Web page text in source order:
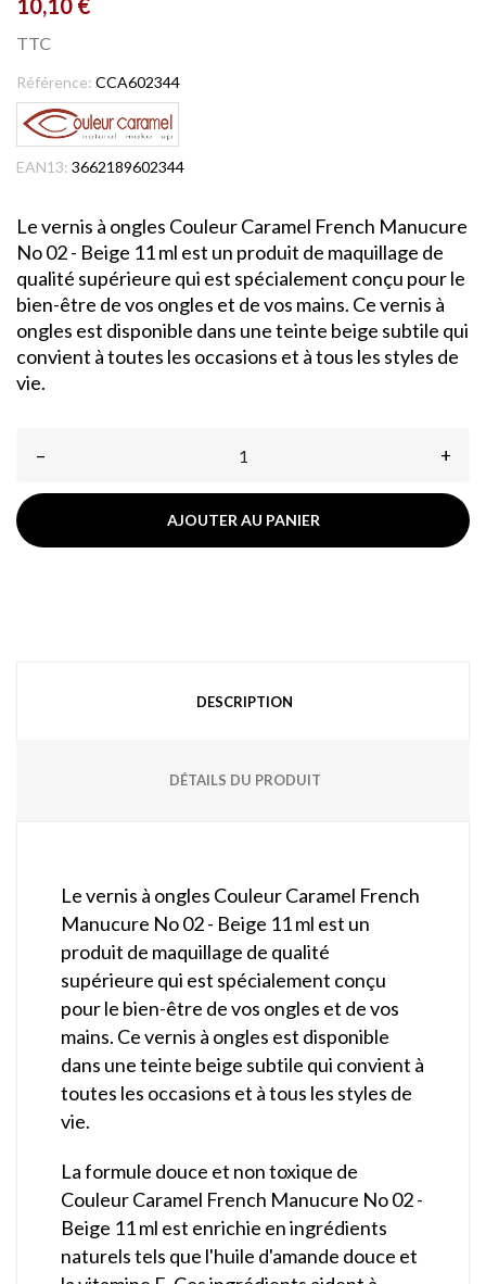
TTC
Référence: CCA602344
EAN13: 3662189602344
Le vernis à ongles Couleur Caramel French Manucure
No 02 - Beige 11 ml est un produit de maquillage de
qualité supérieure qui est spécialement conçu pour le
bien-être de vos ongles et de vos mains. Ce vernis à
ongles est disponible dans une teinte beige subtile qui
convient à toutes les occasions et à tous les styles de
vie.
– +
AJOUTER AU PANIER
DESCRIPTION
DÉTAILS DU PRODUIT
Le vernis à ongles Couleur Caramel French
Manucure No 02 - Beige 11 ml est un
produit de maquillage de qualité
supérieure qui est spécialement conçu
pour le bien-être de vos ongles et de vos
mains. Ce vernis à ongles est disponible
dans une teinte beige subtile qui convient à
toutes les occasions et à tous les styles de
vie.
La formule douce et non toxique de
Couleur Caramel French Manucure No 02 -
Beige 11 ml est enrichie en ingrédients
naturels tels que l'huile d'amande douce et